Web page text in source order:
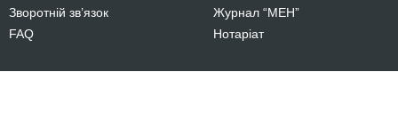
Зворотній зв’язок
FAQ
Журнал “МЕН”
Нотаріат